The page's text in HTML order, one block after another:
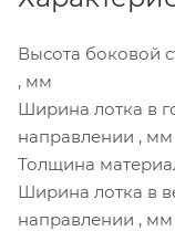
Высота боковой
, мм
Ширина лотка в
направлении , мм
Толщина
Ширина лотка в
направлении , мм